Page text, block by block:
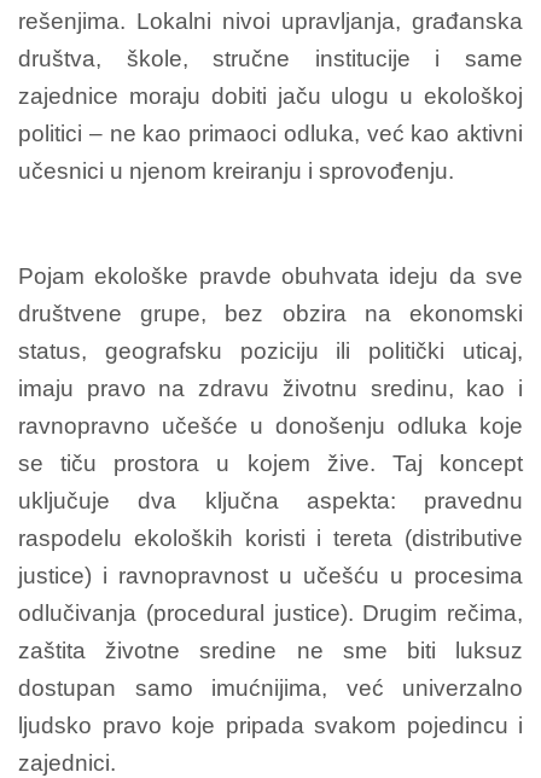
rešenjima. Lokalni nivoi upravljanja, građanska
društva, škole, stručne institucije i same
zajednice moraju dobiti jaču ulogu u ekološkoj
politici – ne kao primaoci odluka, već kao aktivni
učesnici u njenom kreiranju i sprovođenju.
Pojam ekološke pravde obuhvata ideju da sve
društvene grupe, bez obzira na ekonomski
status, geografsku poziciju ili politički uticaj,
imaju pravo na zdravu životnu sredinu, kao i
ravnopravno učešće u donošenju odluka koje
se tiču prostora u kojem žive. Taj koncept
uključuje dva ključna aspekta: pravednu
raspodelu ekoloških koristi i tereta (distributive
justice) i ravnopravnost u učešću u procesima
odlučivanja (procedural justice). Drugim rečima,
zaštita životne sredine ne sme biti luksuz
dostupan samo imućnijima, već univerzalno
ljudsko pravo koje pripada svakom pojedincu i
zajednici.